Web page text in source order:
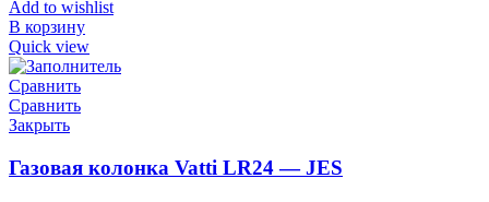
Add to wishlist
В корзину
Quick view
Сравнить
Сравнить
Закрыть
Газовая колонка Vatti LR24 — JES